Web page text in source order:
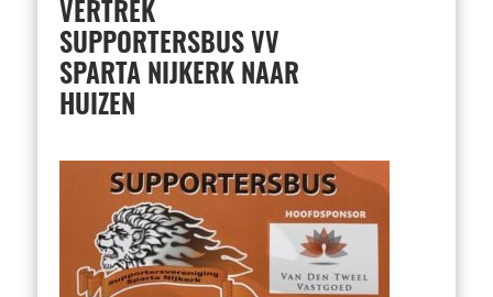
VERTREK
SUPPORTERSBUS VV
SPARTA NIJKERK NAAR
HUIZEN